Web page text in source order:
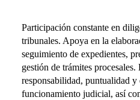
Participación constante en
tribunales. Apoya en la
seguimiento de expedientes,
gestión de trámites procesales.
responsabilidad, puntualidad
funcionamiento judicial, así